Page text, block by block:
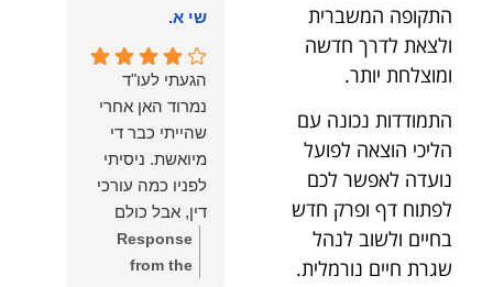
התקופה המשברית
ולצאת לדרך חדשה
ומוצלחת יותר.
התמודדות נכונה עם
הליכי הוצאה לפועל
נועדה לאפשר לכם
לפתוח דף ופרק חדש
בחיים ולשוב לנהל
שגרת חיים נורמלית.
משרד עורכי דין
ונוטריון
יהודה, תודה
שמחנו מאוד
לשמוע שהייעוץ
עזר לך ושהיית
מרוצה.
מבחינתנו הוגנות
ומקצועיות הן
מעל הכל. נשמח
תמיד לעמוד
לרשותך בהמשך
שי א.
הגעתי לעו"ד
נמרוד האן אחרי
שהייתי כבר די
מיואשת. ניסיתי
לפניו כמה עורכי
דין, אבל כולם
נרתעו כי היה
מדובר בנושא
Response
from the